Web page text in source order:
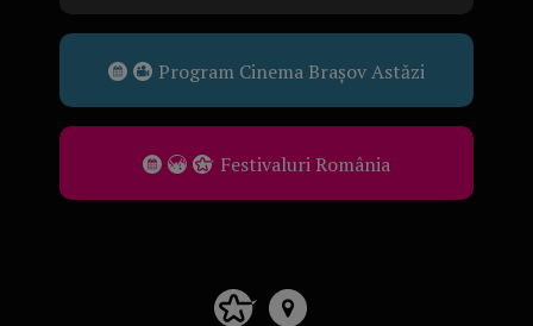
Program Cinema Brașov Astăzi
Festivaluri România